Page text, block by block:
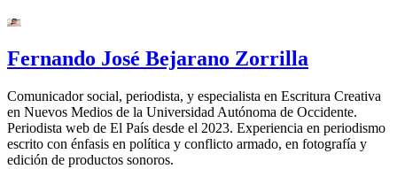
Fernando José Bejarano Zorrilla
Comunicador social, periodista, y especialista en Escritura Creativa
en Nuevos Medios de la Universidad Autónoma de Occidente.
Periodista web de El País desde el 2023. Experiencia en periodismo
escrito con énfasis en política y conflicto armado, en fotografía y
edición de productos sonoros.